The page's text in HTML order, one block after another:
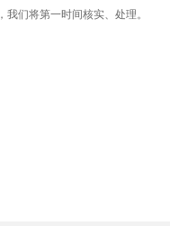
，我们将第一时间核实、处理。